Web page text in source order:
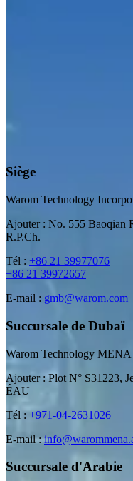
Siège
Warom Technology
Ajouter : No. 555 Baoqian
R.P.Ch.
Tél : +86 21 39977076
+86 21 39972657
E-mail : gmb@warom.com
Succursale de Dubaï
Warom Technology
Ajouter : Plot N° S31223,
ÉAU
Tél : +971-04-2631026
E-mail :
Succursale d'Arabie